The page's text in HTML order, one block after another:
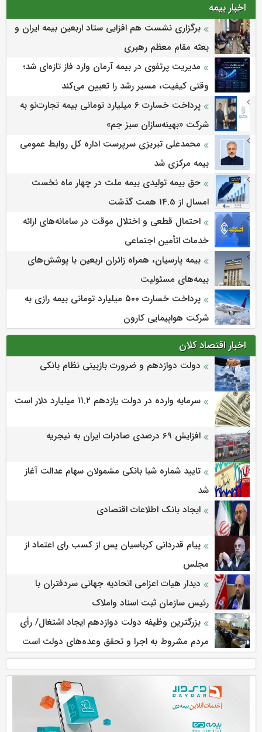
اخبار بیمه
برگزاری نشست هم افزایی ستاد اربعین بیمه ایران و
بعثه مقام معظم رهبری
مدیریت پرتفوی در بیمه آرمان وارد فاز تازه‌ای شد؛
وقتی کیفیت، مسیر رشد را تعیین می‌کند
پرداخت خسارت ۶ میلیارد تومانی بیمه تجارت‌نو به
شرکت «بهینه‌سازان سبز جم»
محمدعلی تبریزی سرپرست اداره كل روابط عمومی
بیمه مركزی شد
حق بیمه تولیدی بیمه ملت در چهار ماه نخست
امسال از 14.5 همت گذشت
احتمال قطعی و اختلال موقت در سامانه‌های ارائه
خدمات اتأمین اجتماعی
بیمه پارسیان، همراه زائران اربعین با پوشش‌های
بیمه‌های مسئولیت
پرداخت خسارت ۵۰۰ میلیارد تومانی بیمه رازی به
شرکت هواپیمایی کارون
اخبار اقتصاد کلان
دولت دوازدهم و ضرورت بازبینی نظام بانکی
سرمایه وارده در دولت یازدهم ۱۱.۲ میلیارد دلار است
افزایش 69 درصدی صادرات ایران به نیجریه
تایید شماره شبا بانکی مشمولان سهام عدالت آغاز
شد
ایجاد بانک اطلاعات اقتصادی
پیام قدردانی کرباسیان پس از کسب رای اعتماد از
مجلس
دیدار هیات اعزامی اتحادیه جهانی سردفتران با
رئیس سازمان ثبت اسناد واملاک
بزرگترین وظیفه دولت دوازدهم ایجاد اشتغال/ رأی
مردم مشروط به اجرا و تحقق وعده‌های دولت است